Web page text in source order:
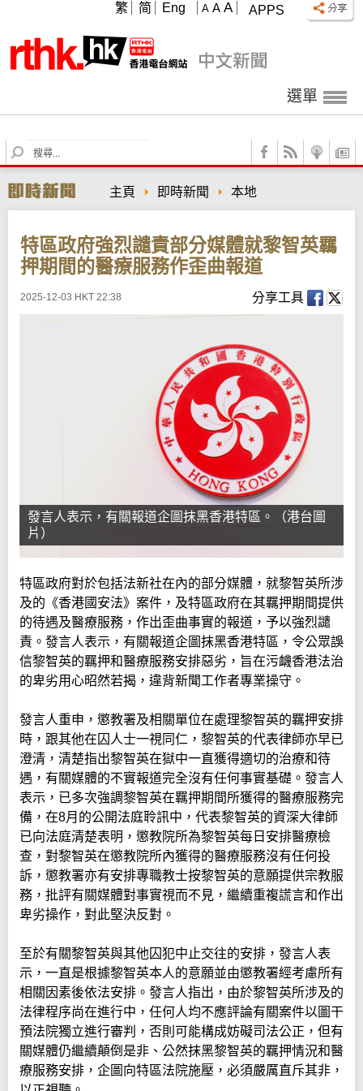
APPS
A A A
繁 简 Eng
選單
S
e
r
c
主頁 即時新聞 本地
特區政府強烈譴責部分媒體就黎智英羈
押期間的醫療服務作歪曲報道
2025-12-03 HKT 22:38 分享工具
發言人表示，有關報道企圖抹黑香港特區。（港台圖
片）
特區政府對於包括法新社在內的部分媒體，就黎智英所涉
及的《香港國安法》案件，及特區政府在其羈押期間提供
的待遇及醫療服務，作出歪曲事實的報道，予以強烈譴
責。發言人表示，有關報道企圖抹黑香港特區，令公眾誤
信黎智英的羈押和醫療服務安排惡劣，旨在污衊香港法治
的卑劣用心昭然若揭，違背新聞工作者專業操守。
發言人重申，懲教署及相關單位在處理黎智英的羈押安排
時，跟其他在囚人士一視同仁，黎智英的代表律師亦早已
澄清，清楚指出黎智英在獄中一直獲得適切的治療和待
遇，有關媒體的不實報道完全沒有任何事實基礎。發言人
表示，已多次強調黎智英在羈押期間所獲得的醫療服務完
備，在8月的公開法庭聆訊中，代表黎智英的資深大律師
已向法庭清楚表明，懲教院所為黎智英每日安排醫療檢
查，對黎智英在懲教院所內獲得的醫療服務沒有任何投
訴，懲教署亦有安排專職教士按黎智英的意願提供宗教服
務，批評有關媒體對事實視而不見，繼續重複謊言和作出
卑劣操作，對此堅決反對。
至於有關黎智英與其他囚犯中止交往的安排，發言人表
示，一直是根據黎智英本人的意願並由懲教署經考慮所有
相關因素後依法安排。發言人指出，由於黎智英所涉及的
法律程序尚在進行中，任何人均不應評論有關案件以圖干
預法院獨立進行審判，否則可能構成妨礙司法公正，但有
關媒體仍繼續顛倒是非、公然抹黑黎智英的羈押情況和醫
療服務安排，企圖向特區法院施壓，必須嚴厲直斥其非，